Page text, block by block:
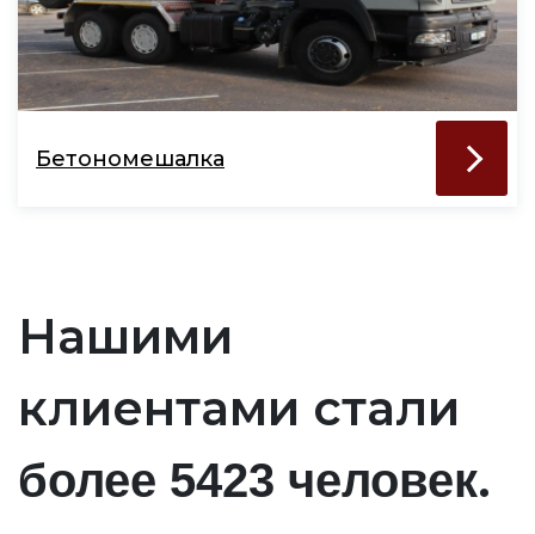
Бетономешалка
Нашими
клиентами стали
более 5423 человек.